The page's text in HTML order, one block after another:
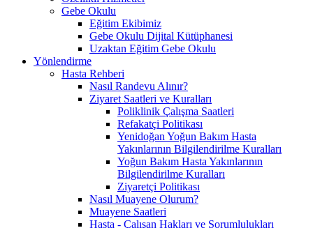
Gebe Okulu
Eğitim Ekibimiz
Gebe Okulu Dijital Kütüphanesi
Uzaktan Eğitim Gebe Okulu
Yönlendirme
Hasta Rehberi
Nasıl Randevu Alınır?
Ziyaret Saatleri ve Kuralları
Poliklinik Çalışma Saatleri
Refakatçi Politikası
Yenidoğan Yoğun Bakım Hasta
Yakınlarının Bilgilendirilme Kuralları
Yoğun Bakım Hasta Yakınlarının
Bilgilendirilme Kuralları
Ziyaretçi Politikası
Nasıl Muayene Olurum?
Muayene Saatleri
Hasta - Çalışan Hakları ve Sorumlulukları